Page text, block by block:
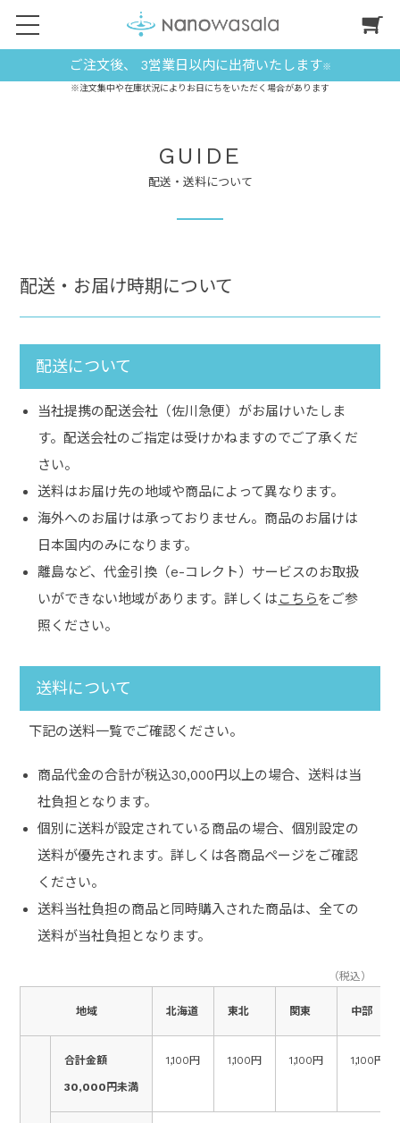
ご注文後、 3営業日以内に出荷いたします※
※注文集中や在庫状況によりお日にちをいただく場合があります
GUIDE
配送・送料について
配送・お届け時期について
配送について
当社提携の配送会社（佐川急便）がお届けいたしま
す。配送会社のご指定は受けかねますのでご了承くだ
さい。
送料はお届け先の地域や商品によって異なります。
海外へのお届けは承っておりません。商品のお届けは
日本国内のみになります。
離島など、代金引換（e-コレクト）サービスのお取扱
いができない地域があります。詳しくは こちらをご参
照ください。
送料について
下記の送料一覧でご確認ください。
商品代金の合計が税込30,000円以上の場合、送料は当
社負担となります。
個別に送料が設定されている商品の場合、個別設定の
送料が優先されます。詳しくは各商品ページをご確認
ください。
送料当社負担の商品と同時購入された商品は、全ての
送料が当社負担となります。
（税込）
地域 北海道 東北 関東 中部
合計金額
30,000円未満
1,100円 1,100円 1,100円 1,100円